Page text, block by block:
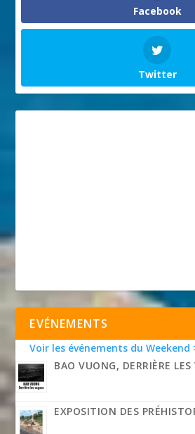
Facebook
Twitter
EVÉNEMENTS
Voir les événements du Weekend
BAO VUONG, DERRIÈRE LES
EXPOSITION DES